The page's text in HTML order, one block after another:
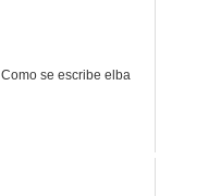
Como se escribe elba